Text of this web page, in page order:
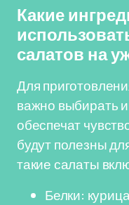
Какие
салатов на
Для
важно выбирать
обеспечат
будут полезны
такие салаты
Белки: